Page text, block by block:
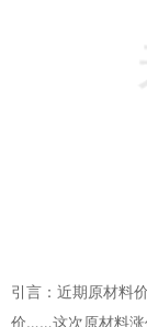
引言：近期原材料
价……这次原材料涨